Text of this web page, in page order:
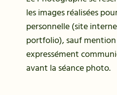
les images réalisées
personnelle (site
portfolio), sauf
expressément
avant la séance photo.